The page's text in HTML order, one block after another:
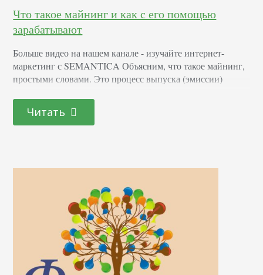
Что такое майнинг и как с его помощью
зарабатывают
Больше видео на нашем канале - изучайте интернет-
маркетинг с SEMANTICA Объясним, что такое майнинг,
простыми словами. Это процесс выпуска (эмиссии)
пользователей. В зависимости от используемого типа
валюты – Ethereum, Ripple, Namecoin, Биткоин, Лайткоин,
число, которое…
Читать